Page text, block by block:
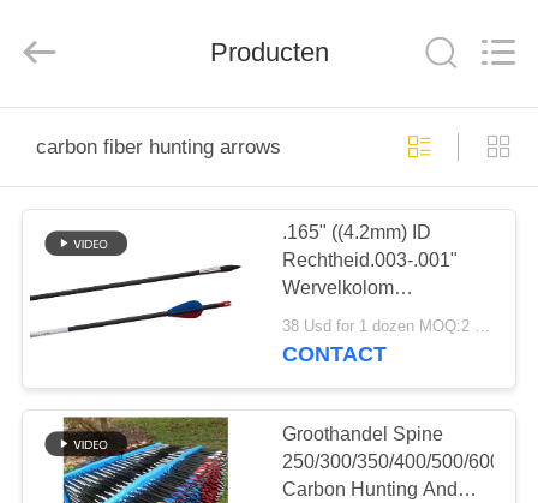
PRODUCTEN
ONGEVEER
ONS
FABRIEKSREIS
KWALITEITSCONTROLE
Rights
Producten
carbon fiber hunting arrows
.165" ((4.2mm) ID
Rechtheid.003-.001"
Wervelkolom
250/300/350/400
Hawkeye Jagdpielen
38 Usd for 1 dozen MOQ:2 dozens
CONTACT
Groothandel Spine
250/300/350/400/500/600/
Carbon Hunting And